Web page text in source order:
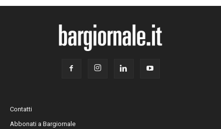
Contatti
Abbonati a Bargiornale